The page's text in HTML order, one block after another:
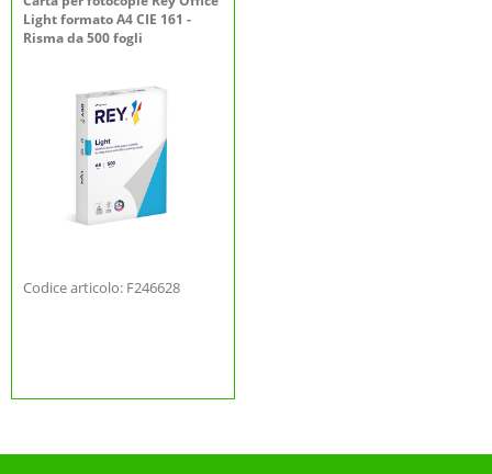
Light formato A4 CIE 161 -
Risma da 500 fogli
Codice articolo: F246628